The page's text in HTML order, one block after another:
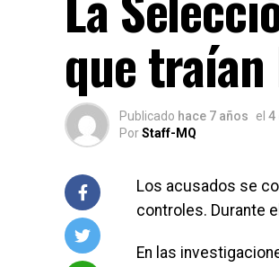
que traían
Publicado hace 7 años el 4
PorStaff-MQ
Los acusados se
controles. Durante
En las